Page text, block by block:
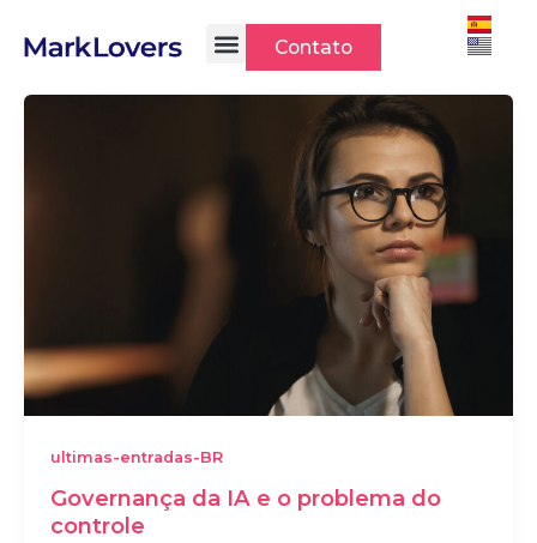
para
conteúdo
Contato
ultimas-entradas-BR
Governança da IA e o problema do
controle